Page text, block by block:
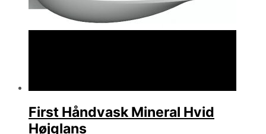
First Håndvask Mineral Hvid
Højglans